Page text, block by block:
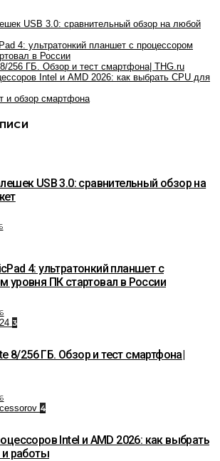
USB 3.0: сравнительный обзор на любой
4: ультратонкий планшет с процессором
в России
256 ГБ. Обзор и тест смартфона| THG.ru
Intel и AMD 2026: как выбрать CPU для
и обзор смартфона
USB 3.0: сравнительный обзор на
4: ультратонкий планшет с
уровня ПК стартовал в России
3
8/256 ГБ. Обзор и тест смартфона|
4
Intel и AMD 2026: как выбрать
и работы